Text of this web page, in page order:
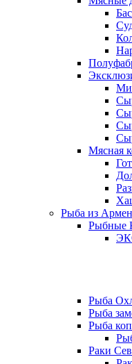
Мясная
Рыба из
Рыбные
Рыба
Рыба
Рыба
Раки